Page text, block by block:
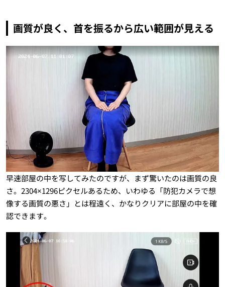
画質が良く、首を振るから広い範囲が見える
早速部屋の中を写してみたのですが、まず驚いたのは画質の良
さ。2304×1296ピクセルあるため、いわゆる「防犯カメラで想
像する画質の悪さ」とは程遠く、かなりクリアに部屋の中を確
認できます。